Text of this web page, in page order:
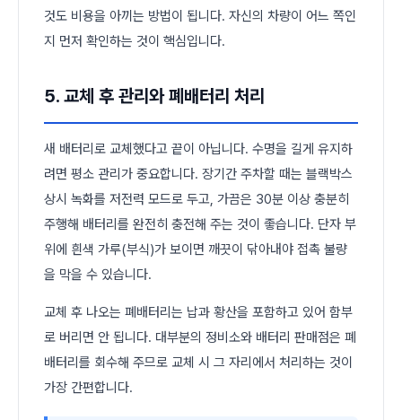
것도 비용을 아끼는 방법이 됩니다. 자신의 차량이 어느 쪽인
지 먼저 확인하는 것이 핵심입니다.
5. 교체 후 관리와 폐배터리 처리
새 배터리로 교체했다고 끝이 아닙니다. 수명을 길게 유지하
려면 평소 관리가 중요합니다. 장기간 주차할 때는 블랙박스
상시 녹화를 저전력 모드로 두고, 가끔은 30분 이상 충분히
주행해 배터리를 완전히 충전해 주는 것이 좋습니다. 단자 부
위에 흰색 가루(부식)가 보이면 깨끗이 닦아내야 접촉 불량
을 막을 수 있습니다.
교체 후 나오는 폐배터리는 납과 황산을 포함하고 있어 함부
로 버리면 안 됩니다. 대부분의 정비소와 배터리 판매점은 폐
배터리를 회수해 주므로 교체 시 그 자리에서 처리하는 것이
가장 간편합니다.